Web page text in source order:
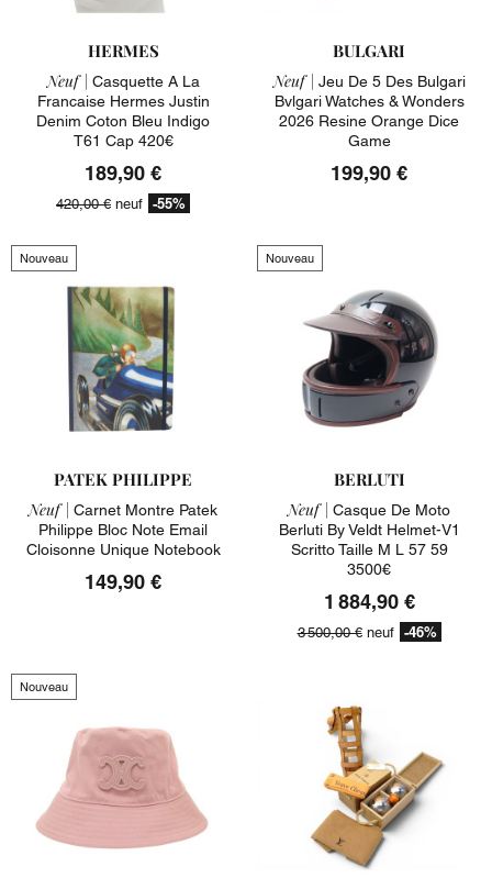
HERMES
Neuf | Casquette A La
Francaise Hermes Justin
Denim Coton Bleu Indigo
T61 Cap 420€
189,90 €
420,00 € neuf -55%
BULGARI
Neuf | Jeu De 5 Des Bulgari
Bvlgari Watches & Wonders
2026 Resine Orange Dice
Game
199,90 €
Nouveau
PATEK PHILIPPE
Neuf | Carnet Montre Patek
Philippe Bloc Note Email
Cloisonne Unique Notebook
149,90 €
Nouveau
BERLUTI
Neuf | Casque De Moto
Berluti By Veldt Helmet-V1
Scritto Taille M L 57 59
3500€
1 884,90 €
3 500,00 €neuf -46%
Nouveau